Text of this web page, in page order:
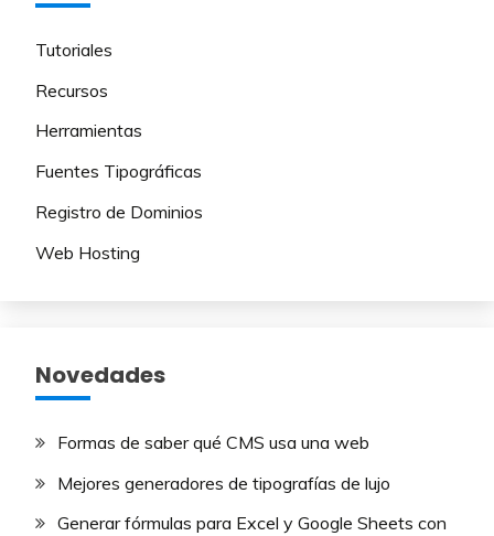
Tutoriales
Recursos
Herramientas
Fuentes Tipográficas
Registro de Dominios
Web Hosting
Novedades
Formas de saber qué CMS usa una web
Mejores generadores de tipografías de lujo​
Generar fórmulas para Excel y Google Sheets con